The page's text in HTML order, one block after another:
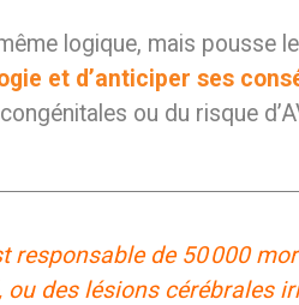
logique, mais pousse
et d’anticiper ses
ou du risque
de 50 000
des lésions cérébrales